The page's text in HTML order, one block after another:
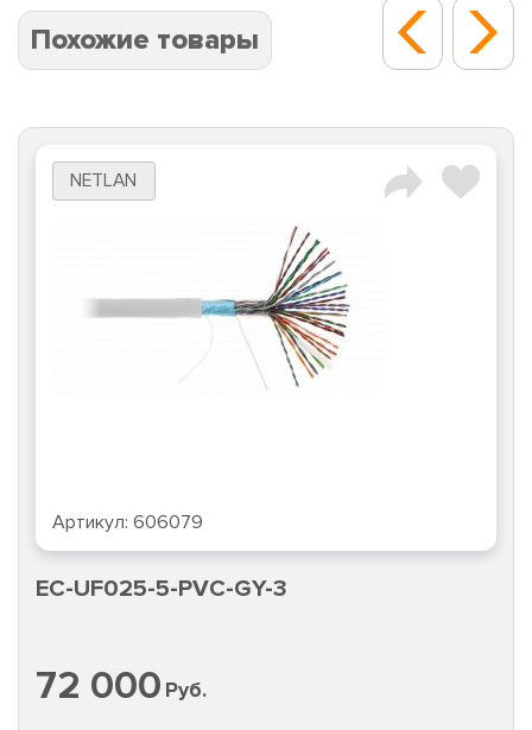
Похожие товары
NETLAN
Артикул: 606079
EC-UF025-5-PVC-GY-3
72 000 Руб.